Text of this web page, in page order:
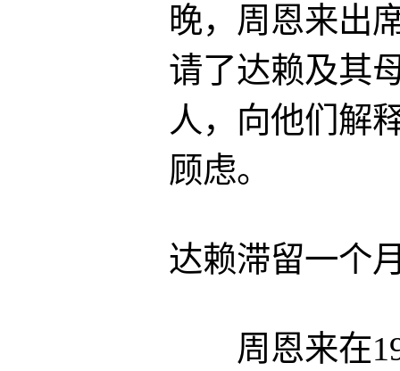
晚，周恩来出
请了达赖及其
人，向他们解
顾虑。
达赖滞留一个
周恩来在